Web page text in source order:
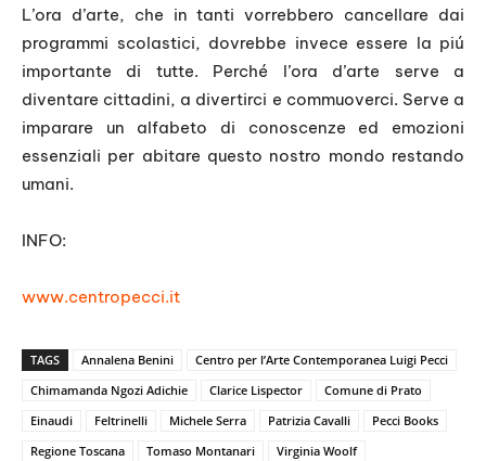
L’ora d’arte, che in tanti vorrebbero cancellare dai
programmi scolastici, dovrebbe invece essere la piú
importante di tutte. Perché l’ora d’arte serve a
diventare cittadini, a divertirci e commuoverci. Serve a
imparare un alfabeto di conoscenze ed emozioni
essenziali per abitare questo nostro mondo restando
umani.
INFO:
www.centropecci.it
TAGS Annalena Benini
Centro per l’Arte Contemporanea Luigi Pecci
Chimamanda Ngozi Adichie
Clarice Lispector
Comune di Prato
Einaudi
Feltrinelli Michele Serra Patrizia Cavalli
Pecci Books
Regione Toscana
Tomaso Montanari Virginia Woolf